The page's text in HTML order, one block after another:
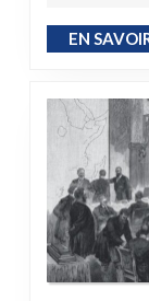
EN